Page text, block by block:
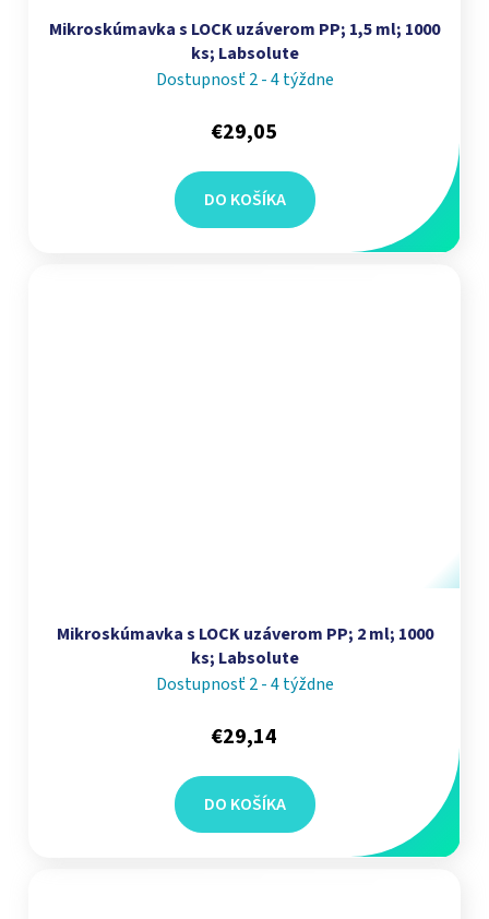
Mikroskúmavka s LOCK uzáverom PP; 1,5 ml; 1000
ks; Labsolute
Dostupnosť 2 - 4 týždne
€29,05
DO KOŠÍKA
Mikroskúmavka s LOCK uzáverom PP; 2 ml; 1000
ks; Labsolute
Dostupnosť 2 - 4 týždne
€29,14
DO KOŠÍKA